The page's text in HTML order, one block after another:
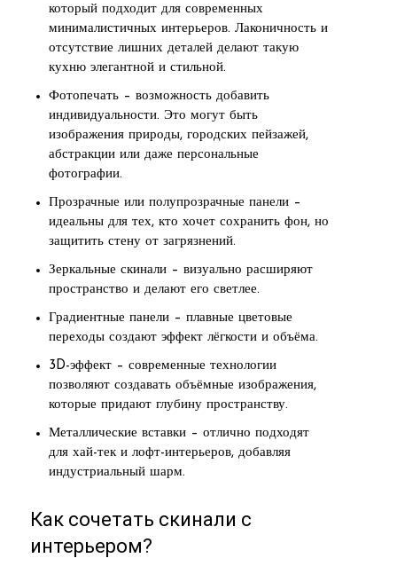
который подходит для современных
минималистичных интерьеров. Лаконичность и
отсутствие лишних деталей делают такую
кухню элегантной и стильной.
Фотопечать – возможность добавить
индивидуальности. Это могут быть
изображения природы, городских пейзажей,
абстракции или даже персональные
фотографии.
Прозрачные или полупрозрачные панели –
идеальны для тех, кто хочет сохранить фон, но
защитить стену от загрязнений.
Зеркальные скинали – визуально расширяют
пространство и делают его светлее.
Градиентные панели – плавные цветовые
переходы создают эффект лёгкости и объёма.
3D-эффект – современные технологии
позволяют создавать объёмные изображения,
которые придают глубину пространству.
Металлические вставки – отлично подходят
для хай-тек и лофт-интерьеров, добавляя
индустриальный шарм.
Как сочетать скинали с
интерьером?